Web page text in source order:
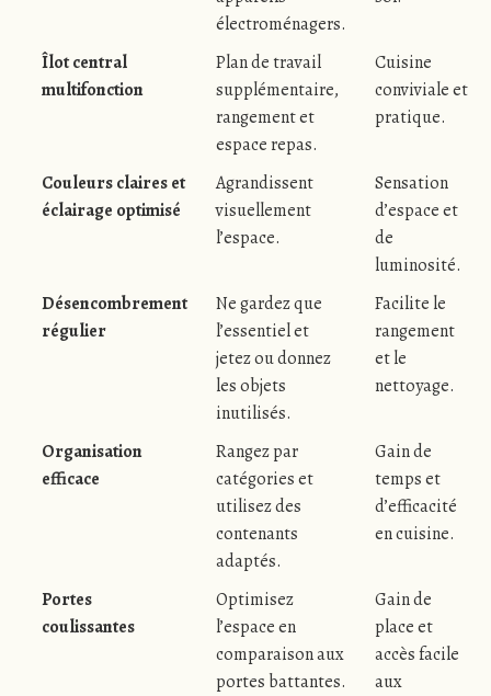
électroménagers.
Îlot central
multifonction
Plan de travail
supplémentaire,
rangement et
espace repas.
Cuisine
conviviale et
pratique.
Couleurs claires et
éclairage optimisé
Agrandissent
visuellement
l’espace.
Sensation
d’espace et
de
luminosité.
Désencombrement
régulier
Ne gardez que
l’essentiel et
jetez ou donnez
les objets
inutilisés.
Facilite le
rangement
et le
nettoyage.
Organisation
efficace
Rangez par
catégories et
utilisez des
contenants
adaptés.
Gain de
temps et
d’efficacité
en cuisine.
Portes
coulissantes
Optimisez
l’espace en
comparaison aux
portes battantes.
Gain de
place et
accès facile
aux